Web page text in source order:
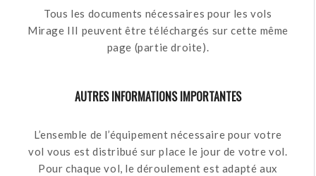
Tous les documents nécessaires pour les vols
Mirage III peuvent être téléchargés sur cette même
page (partie droite).
AUTRES INFORMATIONS IMPORTANTES
L’ensemble de l’équipement nécessaire pour votre
vol vous est distribué sur place le jour de votre vol.
Pour chaque vol, le déroulement est adapté aux